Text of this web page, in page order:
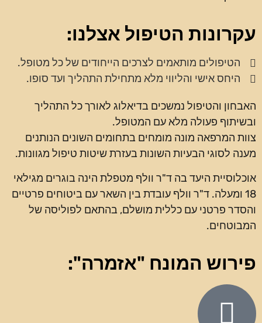
עקרונות הטיפול אצלנו:
הטיפולים מותאמים לצרכים הייחודים של כל מטופל.
היחס אישי והליווי מלא מתחילת התהליך ועד סופו.
האבחון והטיפול נמשכים בדיאלוג לאורך כל התהליך
ובשיתוף פעולה מלא עם המטופל.
צוות המרפאה מונה מומחים בתחומים השונים הנותנים
מענה לסוגי הבעיות השונות בעזרת שיטות טיפול מגוונות.
אוכלוסיית היעד בה ד"ר וולף מטפלת הינה בוגרים מגילאי
18 ומעלה. ד"ר וולף עובדת בין השאר עם ביטוחים פרטיים
והסדר פרטני עם כללית מושלם, בהתאם לפוליסה של
המבוטחים.
פירוש המונח "אזמרה":